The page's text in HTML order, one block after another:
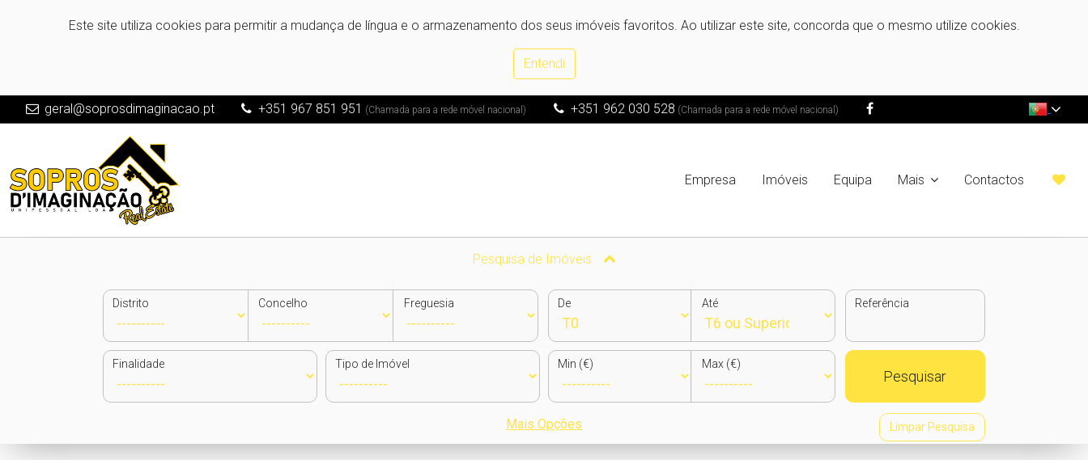
Este site utiliza cookies para permitir a mudança de língua e o armazenamento dos seus imóveis favoritos. Ao utilizar este site, concorda que o mesmo utilize cookies.
Entendi
geral@soprosdimaginacao.pt +351 967 851 951 (Chamada para a rede móvel nacional) +351 962 030 528 (Chamada para a rede móvel nacional)
Empresa Imóveis Equipa Mais Contactos
Pesquisa de Imóveis
Distrito Concelho Freguesia De Até Referência
Finalidade Tipo de Imóvel Min (€) Max (€)
Pesquisar
Mais Opções Limpar Pesquisa